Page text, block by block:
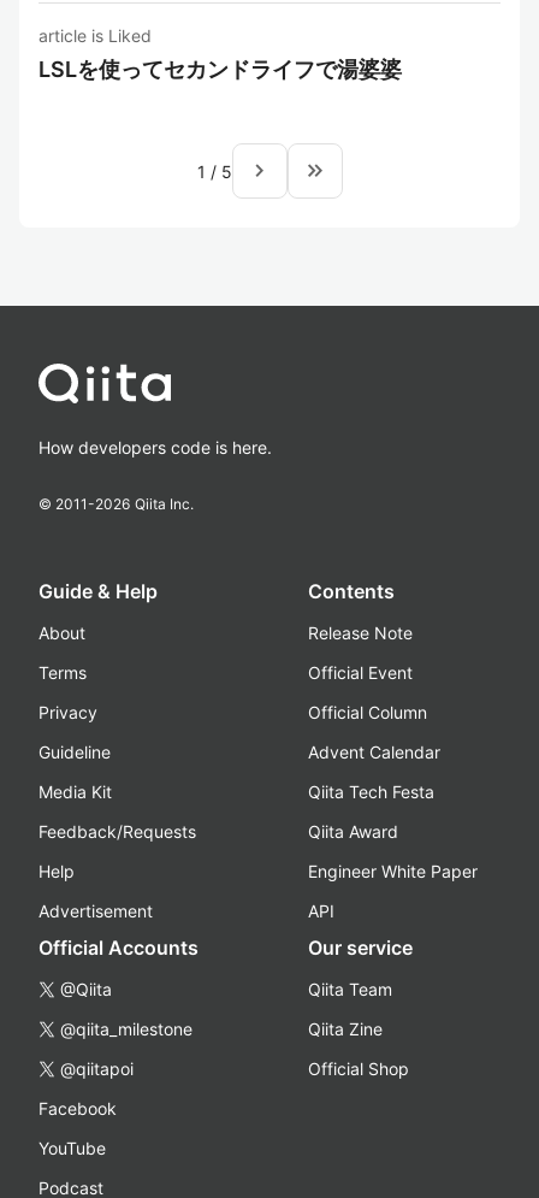
article is Liked
LSLを使ってセカンドライフで湯婆婆
1 / 5 navigate_next keyboard_double_arrow_right
How developers code is here.
© 2011-2026 Qiita Inc.
Guide & Help
About
Terms
Privacy
Guideline
Media Kit
Feedback/Requests
Help
Advertisement
Contents
Release Note
Official Event
Official Column
Advent Calendar
Qiita Tech Festa
Qiita Award
Engineer White Paper
API
Official Accounts
@Qiita
@qiita_milestone
@qiitapoi
Facebook
YouTube
Podcast
Our service
Qiita Team
Qiita Zine
Official Shop